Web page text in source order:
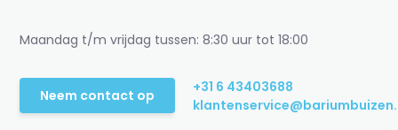
Maandag t/m vrijdag tussen: 8:30 uur tot 18:00
Neem contact op
+31 6 43403688